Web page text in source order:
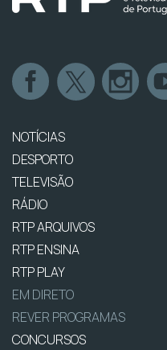
NOTÍCIAS
DESPORTO
TELEVISÃO
RÁDIO
RTP ARQUIVOS
RTP ENSINA
RTP PLAY
EM DIRETO
REVER PROGRAMAS
CONCURSOS